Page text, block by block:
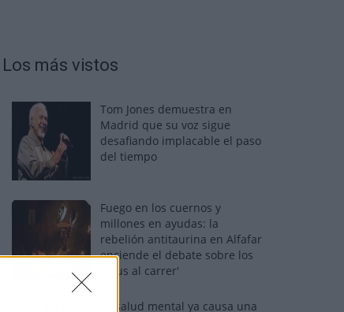
Los más vistos
Tom Jones demuestra en
Madrid que su voz sigue
desafiando implacable el paso
del tiempo
Fuego en los cuernos y
millones en ayudas: la
rebelión antitaurina en Alfafar
enciende el debate sobre los
'bous al carrer'
La salud mental ya causa una